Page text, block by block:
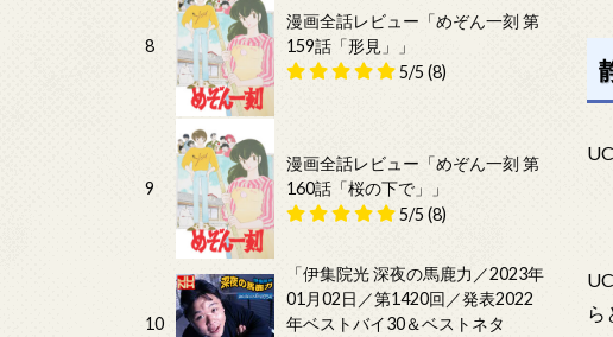
ら
8
漫画全話レビュー「めぞん一刻 第
159話「形見」」
5/5 (8)
9
漫画全話レビュー「めぞん一刻 第
160話「桜の下で」」
5/5 (8)
10
「伊集院光 深夜の馬鹿力／2023年
01月02日／第1420回／発表2022
年ベストバイ30＆ベストネタ